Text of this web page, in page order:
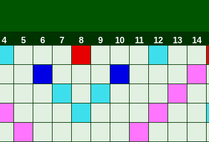
4 5 6 7 8 9 10 11 12 13 14